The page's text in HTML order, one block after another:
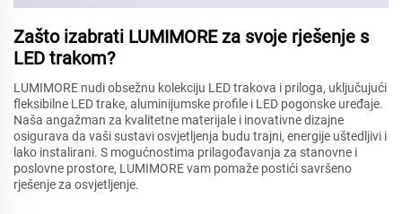
Zašto izabrati LUMIMORE za svoje rješenje s
LED trakom?
LUMIMORE nudi obsežnu kolekciju LED trakova i priloga, uključujući
fleksibilne LED trake, aluminijumske profile i LED pogonske uređaje.
Naša angažman za kvalitetne materijale i inovativne dizajne
osigurava da vaši sustavi osvjetljenja budu trajni, energije uštedljivi i
lako instalirani. S mogućnostima prilagođavanja za stanovne i
poslovne prostore, LUMIMORE vam pomaže postići savršeno
rješenje za osvjetljenje.